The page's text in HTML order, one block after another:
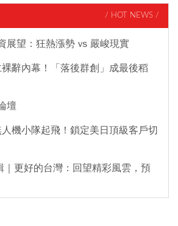
/ HOT NEWS /
展望：狂熱漲勢 vs 嚴峻現實
辭內幕！「落後群創」成最後稻
壇
機小隊起飛！鎖定美日頂級客戶切
更好的台灣：回望精彩風雲，預